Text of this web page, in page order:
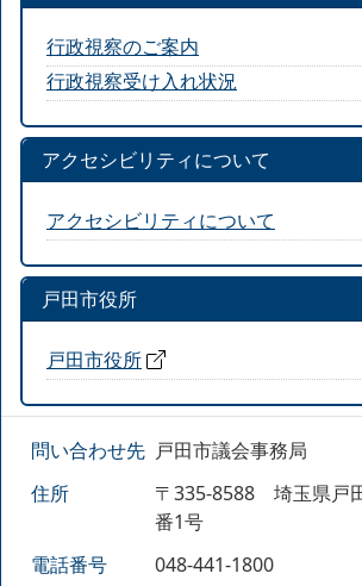
行政視察のご案内
行政視察受け入れ状況
アクセシビリティについて
アクセシビリティについて
戸田市役所
戸田市役所
問い合わせ先 戸田市議会事務局
住所
〒335-8588 埼玉県戸
番1号
電話番号
048-441-1800